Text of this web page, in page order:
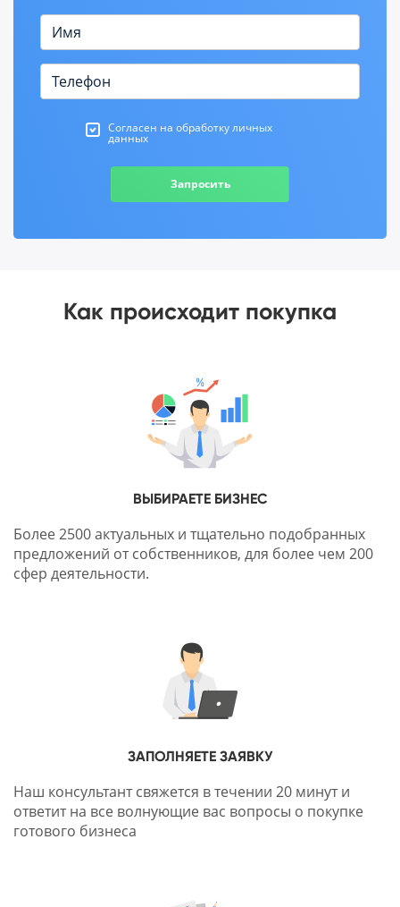
Согласен на обработку личных
данных
Запросить
Как происходит покупка
ВЫБИРАЕТЕ БИЗНЕС
Более 2500 актуальных и тщательно подобранных
предложений от собственников, для более чем 200
сфер деятельности.
ЗАПОЛНЯЕТЕ ЗАЯВКУ
Наш консультант свяжется в течении 20 минут и
ответит на все волнующие вас вопросы о покупке
готового бизнеса